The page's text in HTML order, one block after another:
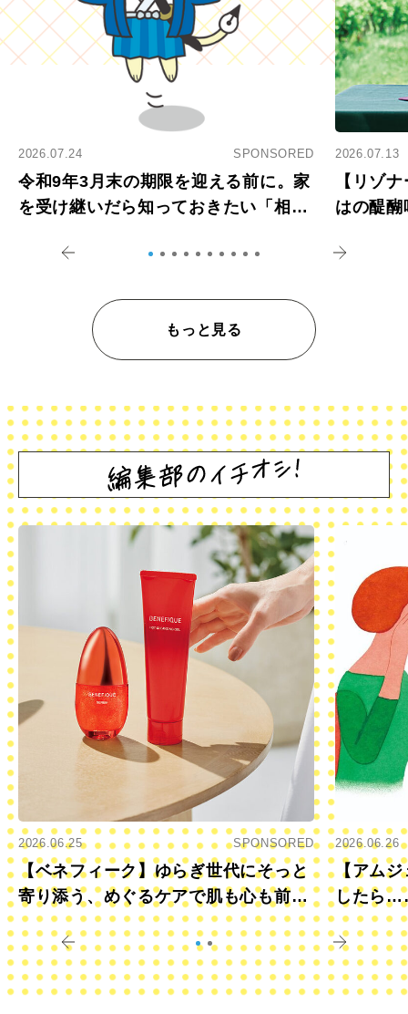
2026.07.24 SPONSORED
令和9年3月末の期限を迎える前に。家
を受け継いだら知っておきたい「相続
2026.07.13
【リゾ
はの醍
もっと見る
2026.06.25 SPONSORED
【ベネフィーク】ゆらぎ世代にそっと
寄り添う、めぐるケアで肌も心も前向
きに
2026.06.26
【アムジ
したら
すか？